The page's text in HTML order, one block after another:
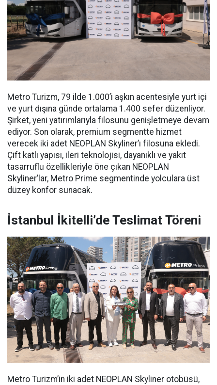
Metro Turizm, 79 ilde 1.000’i aşkın acentesiyle yurt içi
ve yurt dışına günde ortalama 1.400 sefer düzenliyor.
Şirket, yeni yatırımlarıyla filosunu genişletmeye devam
ediyor. Son olarak, premium segmentte hizmet
verecek iki adet NEOPLAN Skyliner’ı filosuna ekledi.
Çift katlı yapısı, ileri teknolojisi, dayanıklı ve yakıt
tasarruflu özellikleriyle öne çıkan NEOPLAN
Skyliner’lar, Metro Prime segmentinde yolculara üst
düzey konfor sunacak.
İstanbul İkitelli’de Teslimat Töreni
Metro Turizm’in iki adet NEOPLAN Skyliner otobüsü,